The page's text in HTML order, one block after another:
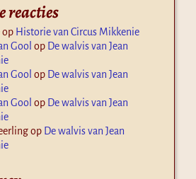
reacties
op Historie van Circus Mikkenie
Gool op De walvis van Jean
Gool op De walvis van Jean
Gool op De walvis van Jean
op De walvis van Jean